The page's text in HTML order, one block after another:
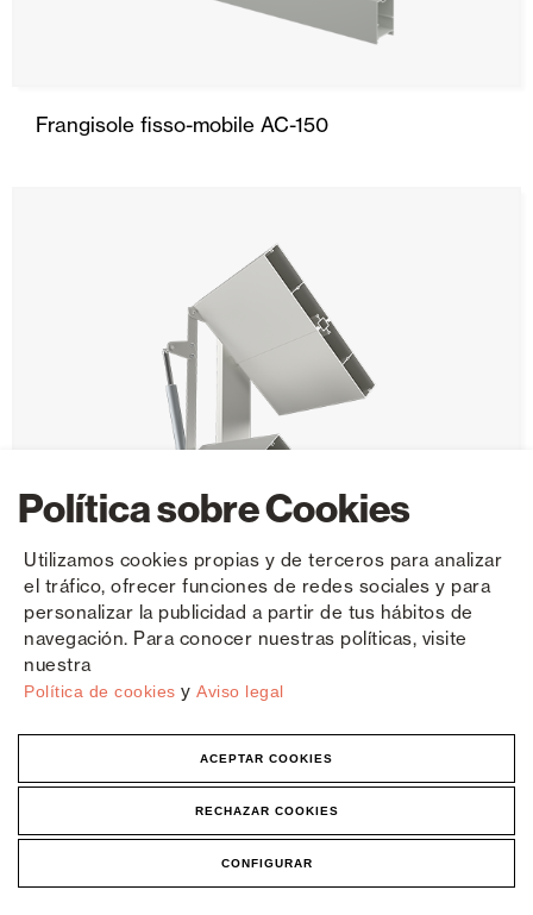
Política sobre Cookies
Utilizamos cookies propias y de terceros para analizar
el tráfico, ofrecer funciones de redes sociales y para
personalizar la publicidad a partir de tus hábitos de
navegación. Para conocer nuestras políticas, visite
nuestra
Política de cookies y Aviso legal
ACEPTAR COOKIES
RECHAZAR COOKIES
CONFIGURAR
Frangisole fisso-mobile AC-150
Frangisole fisso-mobile R-400
Lama mobile